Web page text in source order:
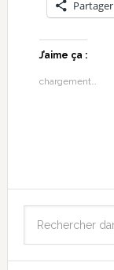
Partager
J’aime ça :
chargement…